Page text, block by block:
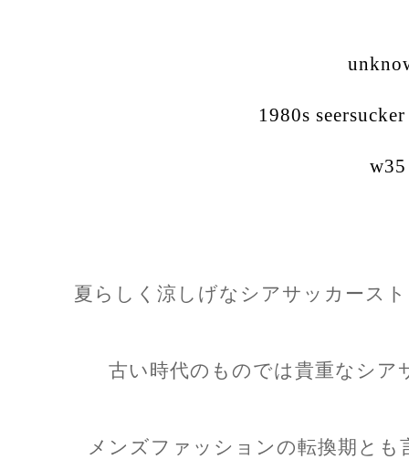
1980s
w35
夏らしく涼しげなシアサッカース
古い時代のものでは貴重なシア
メンズファッションの転換期と